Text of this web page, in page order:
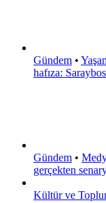
Gündem •
hafıza:
Gündem •
gerçekten
Kültür ve